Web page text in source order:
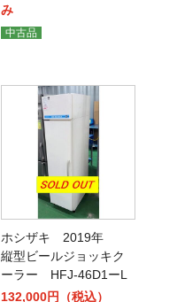
み
中古品
ホシザキ 2019年
縦型ビールジョッキク
ーラー HFJ-46D1ーL
132,000円（税込）